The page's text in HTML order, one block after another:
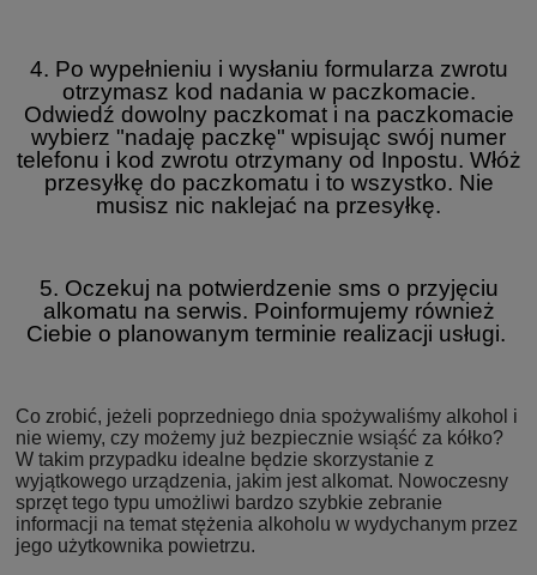
4. Po wypełnieniu i wysłaniu formularza zwrotu
otrzymasz kod nadania w paczkomacie.
Odwiedź dowolny paczkomat i na paczkomacie
wybierz "nadaję paczkę" wpisując swój numer
telefonu i kod zwrotu otrzymany od Inpostu. Włóż
przesyłkę do paczkomatu i to wszystko. Nie
musisz nic naklejać na przesyłkę.
5. Oczekuj na potwierdzenie sms o przyjęciu
alkomatu na serwis. Poinformujemy również
Ciebie o planowanym terminie realizacji usługi.
Co zrobić, jeżeli poprzedniego dnia spożywaliśmy alkohol i
nie wiemy, czy możemy już bezpiecznie wsiąść za kółko?
W takim przypadku idealne będzie skorzystanie z
wyjątkowego urządzenia, jakim jest alkomat. Nowoczesny
sprzęt tego typu umożliwi bardzo szybkie zebranie
informacji na temat stężenia alkoholu w wydychanym przez
jego użytkownika powietrzu.